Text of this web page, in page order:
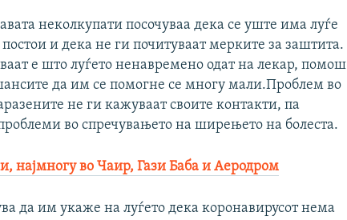
неколкупати посочуваа дека се уште има луѓе
и дека не ги почитуваат мерките за заштита.
е што луѓето ненавремено одат на лекар, помош
да им се помогне се многу мали.Проблем во
не ги кажуваат своите контакти, па
во спречувањето на ширењето на болеста.
најмногу во Чаир, Гази Баба и Аеродром
да им укаже на луѓето дека коронавирусот нема